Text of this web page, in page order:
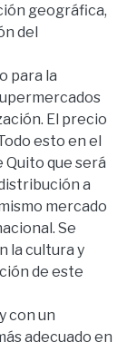
geográfica,
del
para la
El precio
esto en el
que será
a
mercado
Se
la cultura y
de este
con un
adecuado en